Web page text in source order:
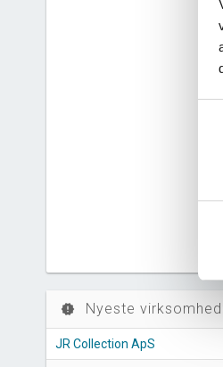
new_releases Nyeste
JR Collection ApS